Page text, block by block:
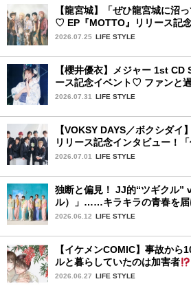
【龍宮城】「ぜひ龍宮城に沼
♡ EP『MOTTO』リリース記
2026.07.25 LIFE STYLE
【櫻井優衣】メジャー 1st
ース記念イベント♡ ファンと
2026.07.31 LIFE STYLE
【VOKSY DAYS／ボクシダ
リリース記念インタビュー！
うなアルバム」
2026.07.01 LIFE STYLE
独断と偏見！ JJ的“ツギクル
ル）」……キラキラの青春を届
プ
2026.06.12 LIFE STYLE
【イケメンCOMIC】事故から
ルと暮らしていたのは加害者
2026.06.27 LIFE STYLE